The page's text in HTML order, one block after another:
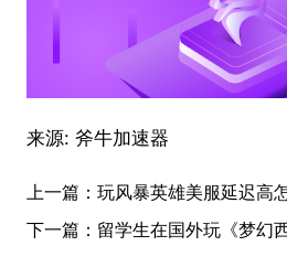
来源: 斧牛加速器
上一篇：玩风暴英雄美服延迟高
下一篇： 留学生在国外玩《梦幻